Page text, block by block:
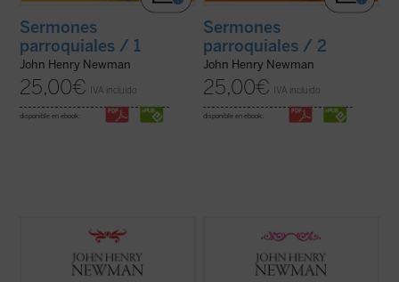
Sermones
parroquiales / 1
John Henry Newman
25,00€ IVA incluido
disponible en ebook:
Sermones
parroquiales / 2
John Henry Newman
25,00€ IVA incluido
disponible en ebook:
En este tercer volumen de la serie de los
Sermones parroquiales
se incluyen
veinticinco sermones predicados en la
iglesia de Saint Mary's en Oxford. El genio
humano y cristiano de Newman, que ya era
Entre 1835 y 1838, periodo al que
pertenecen los sermones que
encontramos en este cuarto volumen de la
serie de los Sermones Parroquiales,
Newman se halla en plena evolución desde